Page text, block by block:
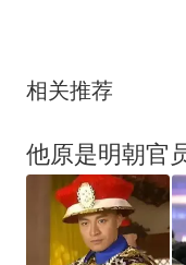
相关推荐